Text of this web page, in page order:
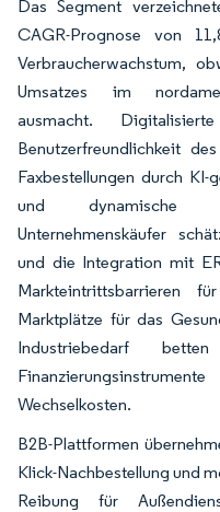
Das Segment
CAGR-Prognose von
Verbraucherwachstum,
Umsatzes im
ausmacht.
Benutzerfreundlichkeit
Faxbestellungen durch
und dynamische
Unternehmenskäufer
und die Integration mit
Markteintrittsbarrieren
Marktplätze für das
Industriebedarf
Wechselkosten.
B2B-Plattformen
Klick-Nachbestellung und
Reibung für